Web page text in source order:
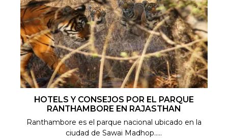
HOTELS Y CONSEJOS POR EL PARQUE
RANTHAMBORE EN RAJASTHAN
Ranthambore es el parque nacional ubicado en la
ciudad de Sawai Madhop.....